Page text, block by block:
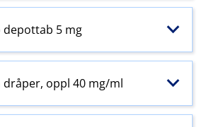
5 mg
oppl 40 mg/ml